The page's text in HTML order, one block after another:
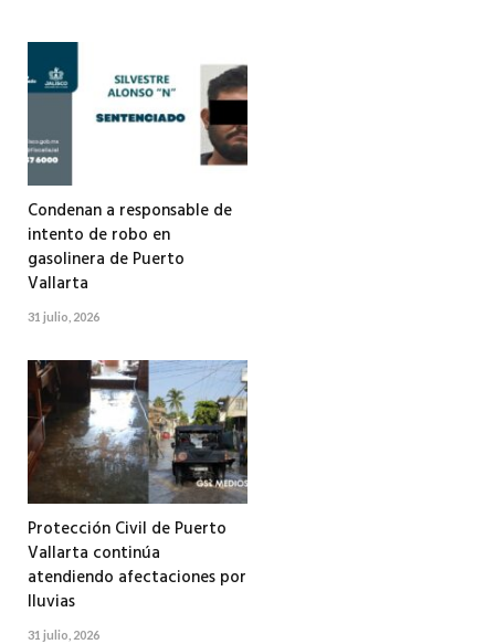
Condenan a responsable de
intento de robo en
gasolinera de Puerto
Vallarta
31 julio, 2026
Protección Civil de Puerto
Vallarta continúa
atendiendo afectaciones por
lluvias
31 julio, 2026